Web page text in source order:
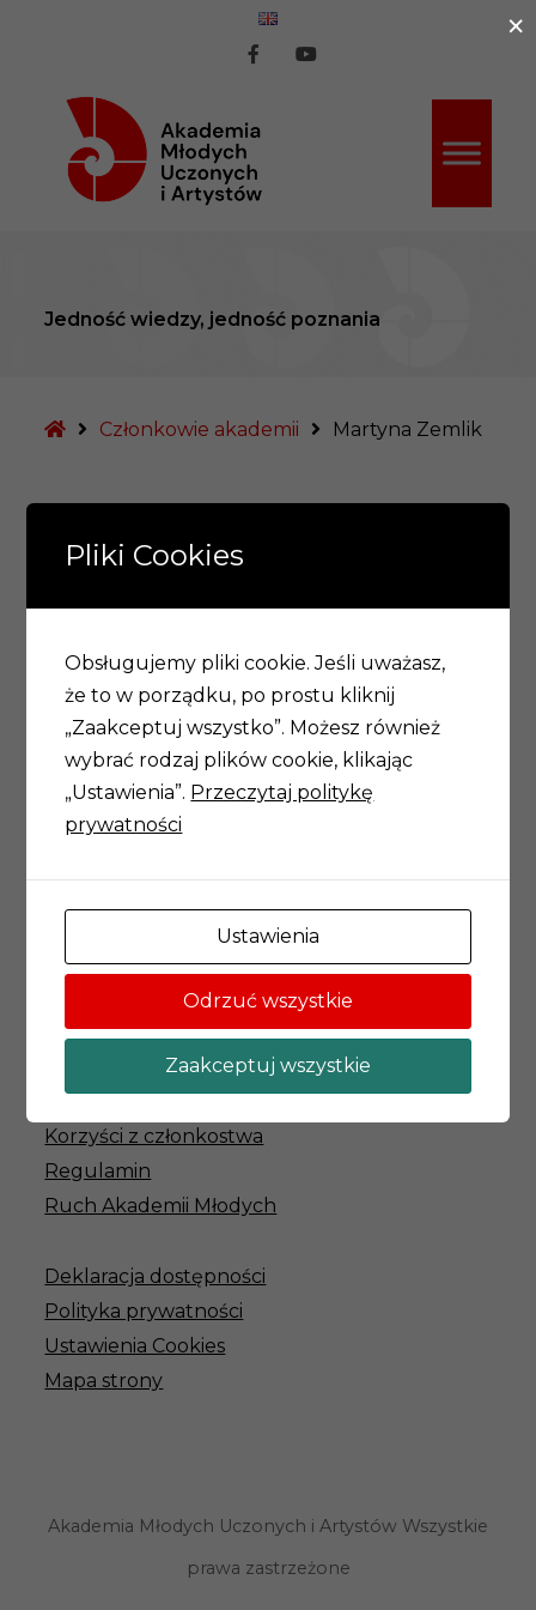
na
Facebook
Jedność wiedzy, jedność poznania
StronaCzłonkowie akademii Martyna Zemlik
Martyna Zemlik
Akademia Młodych Uczonych i Artystów
Wrocławskie Centrum Akademickie
ul. Rynek 13,
50-101 Wrocław
71 777 20 30
amuia@um.wroc.pl
Korzyści z członkostwa
Regulamin
Ruch Akademii Młodych
Deklaracja dostępności
Polityka prywatności
Ustawienia Cookies
Mapa strony
Akademia Młodych Uczonych i Artystów Wszystkie
prawa zastrzeżone
×
Pliki Cookies
Obsługujemy pliki cookie. Jeśli uważasz,
że to w porządku, po prostu kliknij
„Zaakceptuj wszystko”. Możesz również
wybrać rodzaj plików cookie, klikając
„Ustawienia”. Przeczytaj politykę
prywatności
Ustawienia
Odrzuć wszystkie
Zaakceptuj wszystkie